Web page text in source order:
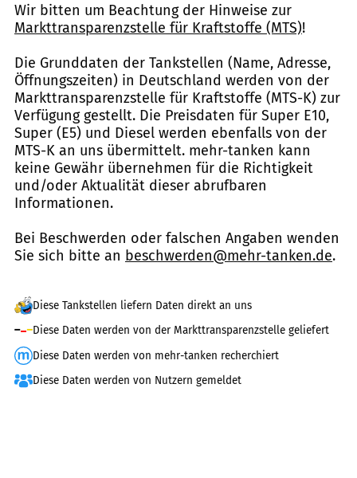
Wir bitten um Beachtung der Hinweise zur
Markttransparenzstelle für Kraftstoffe (MTS)!
Die Grunddaten der Tankstellen (Name, Adresse,
Öffnungszeiten) in Deutschland werden von der
Markttransparenzstelle für Kraftstoffe (MTS-K) zur
Verfügung gestellt. Die Preisdaten für Super E10,
Super (E5) und Diesel werden ebenfalls von der
MTS-K an uns übermittelt. mehr-tanken kann
keine Gewähr übernehmen für die Richtigkeit
und/oder Aktualität dieser abrufbaren
Informationen.
Bei Beschwerden oder falschen Angaben wenden
Sie sich bitte an beschwerden@mehr-tanken.de.
Diese Tankstellen liefern Daten direkt an uns
Diese Daten werden von der Markttransparenzstelle geliefert
Diese Daten werden von mehr-tanken recherchiert
Diese Daten werden von Nutzern gemeldet